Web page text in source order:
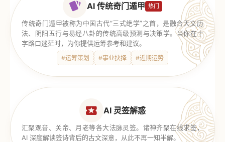
AI 传统奇门遁甲 热门
传统奇门遁甲被称为中国古代“三式绝学”之首，是融合天文历
法、阴阳五行与易经八卦的传统高级预测与决策学。当你在十
字路口迷茫时，为你提供运筹参考和建议。
#运筹策划 #事业抉择 #近期运势
AI 灵签解惑
汇聚观音、关帝、月老等各大法脉灵签。诸神齐聚在线求签，
AI 深度解读签诗背后的古文深意，从此不再一知半解。